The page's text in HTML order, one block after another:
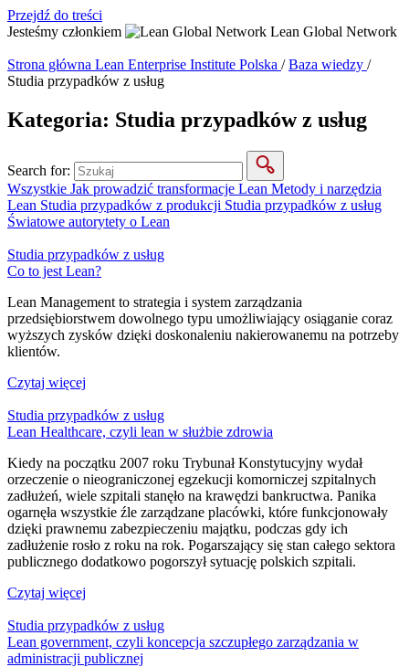
Przejdź do treści
Jesteśmy członkiem
Lean Global Network
Strona główna Lean Enterprise Institute Polska /Baza wiedzy /
Studia przypadków z usług
Kategoria: Studia przypadków z usług
Search for:
Wszystkie Jak prowadzić transformacje Lean Metody i narzędzia
Lean Studia przypadków z produkcji Studia przypadków z usług
Światowe autorytety o Lean
Studia przypadków z usług
Co to jest Lean?
Lean Management to strategia i system zarządzania
przedsiębiorstwem dowolnego typu umożliwiający osiąganie coraz
wyższych zysków dzięki doskonaleniu nakierowanemu na potrzeby
klientów.
Czytaj więcej
Studia przypadków z usług
Lean Healthcare, czyli lean w służbie zdrowia
Kiedy na początku 2007 roku Trybunał Konstytucyjny wydał
orzeczenie o nieograniczonej egzekucji komorniczej szpitalnych
zadłużeń, wiele szpitali stanęło na krawędzi bankructwa. Panika
ogarnęła wszystkie źle zarządzane placówki, które funkcjonowały
dzięki prawnemu zabezpieczeniu majątku, podczas gdy ich
zadłużenie rosło z roku na rok. Pogarszający się stan całego sektora
publicznego dodatkowo pogorszył sytuację polskich szpitali.
Czytaj więcej
Studia przypadków z usług
Lean government, czyli koncepcja szczupłego zarządzania w
administracji publicznej